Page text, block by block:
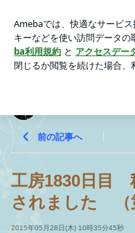
日） | 研修企画工房すくす
アプリをダウンロードして
ょう。
前の記事へ
工房1830日目
されました （
2015年05月28日(木) 10時35分45秒